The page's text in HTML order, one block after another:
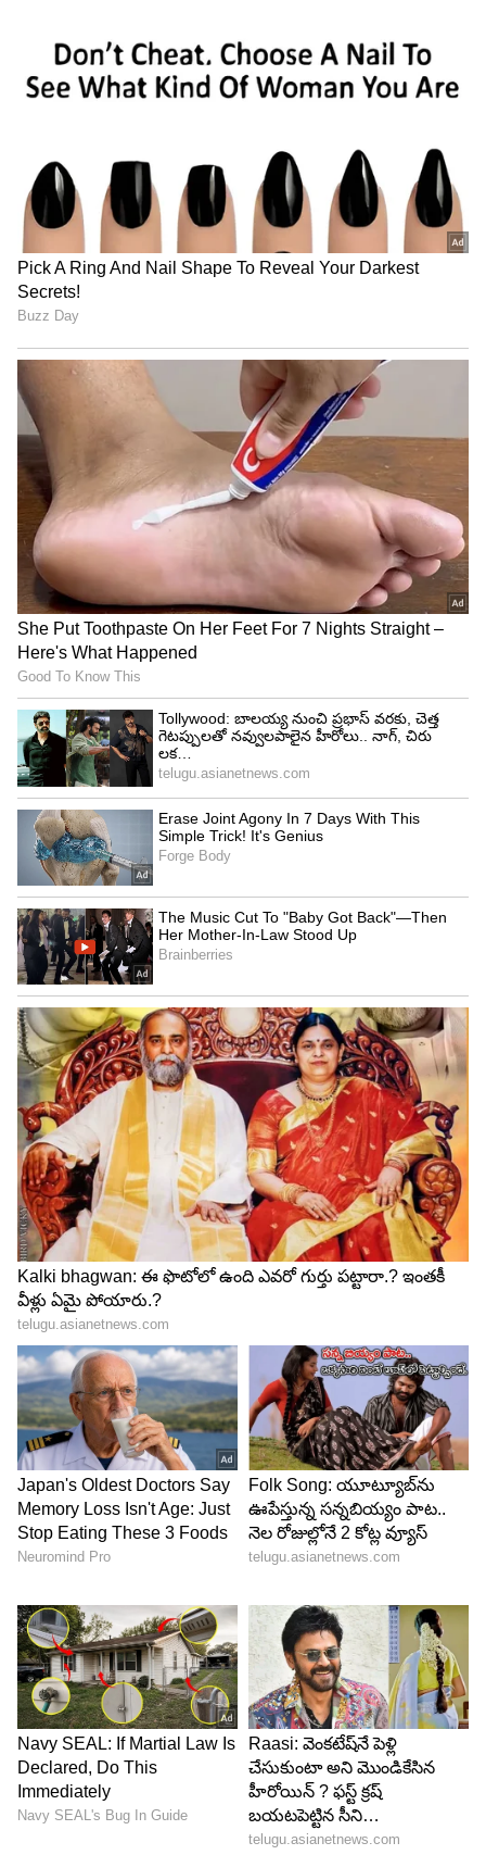
1985లో విడుదలైన 'సింహద మరీ సైన్య' అనే సినిమాలో
డైరెక్టర్ రాజేంద్ర సింగ్ బాబు తనను కొట్టారని అర్జున్ సర్జా
'సినిమా షూటింగ్ మొదటి రోజే నేను డైరెక్టర్ చేతిలో దెబ్బలు
తిన్నాను. కథలో ఒక అబ్బాయి చనిపోయే సీన్ ఉంది. ఆ
సీన్‌నే అప్పుడు షూట్ చేస్తున్నారు' అని అర్జున్ తెలిపారు.
4
5
Image Credit :Arjun Sarja
ఏడవమంటే నవ్విన అర్జున్‌
డైరెక్టర్ నన్ను ఏడుస్తూ నటించమని చెప్పారు. కానీ నాకు
ఏడుపు రాలేదు. పైగా, పక్కన ఉన్నవాళ్లంతా జోకులు వేసి
నవ్విస్తున్నారు. దాంతో నాకు నవ్వు ఆగలేదు. అప్పుడు
డైరెక్టర్ దగ్గరికి వచ్చి ఒక్కసారిగా చెంపపై కొట్టారు. నేను షాక్
అయ్యాను. కళ్ళు ఎర్రగా మారి, కన్నీళ్లు వచ్చేశాయి.
5
5
Image Credit :Our Own
16ఏళ్ల వయసులో అర్జున్‌ సిక్స్ ప్యాక్‌
'తిరిగి డైరెక్టర్‌ను కొట్టేయాలన్నంత కోపం వచ్చింది. కానీ,
ఎలాగో కంట్రోల్ చేసుకున్నాను. అప్పుడు డైరెక్టర్, 'ఇప్పుడు
సరిపోయింది, షాట్ రెడీ' అన్నారు' అని అర్జున్ ఆ
సంఘటనను గుర్తుచేసుకున్నారు. 'నాకు 16-17 ఏళ్ల
వయసులోనే సిక్స్ ప్యాక్ ఉండేది, కానీ అప్పట్లో ఆ కల్చర్
లేదు' అని అర్జున్‌ చెప్పడం విశేషం.